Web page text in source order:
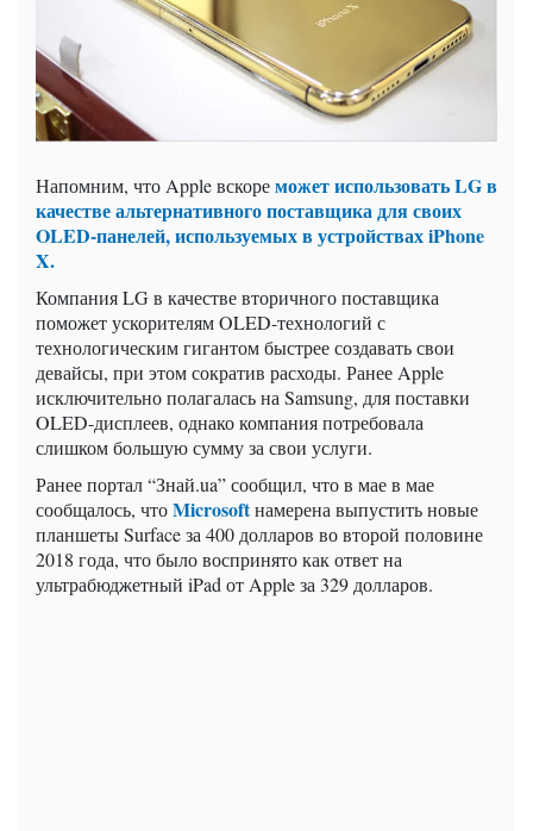
Напомним, что Apple вскореможет использовать LG в
качестве альтернативного поставщика для своих
OLED-панелей, используемых в устройствах iPhone
X.
Компания LG в качестве вторичного поставщика
поможет ускорителям OLED-технологий с
технологическим гигантом быстрее создавать свои
девайсы, при этом сократив расходы. Ранее Apple
исключительно полагалась на Samsung, для поставки
OLED-дисплеев, однако компания потребовала
слишком большую сумму за свои услуги.
Ранее портал “Знай.ua” сообщил, что в мае в мае
сообщалось, чтоMicrosoftнамерена выпустить новые
планшеты Surface за 400 долларов во второй половине
2018 года, что было воспринято как ответ на
ультрабюджетный iPad от Apple за 329 долларов.